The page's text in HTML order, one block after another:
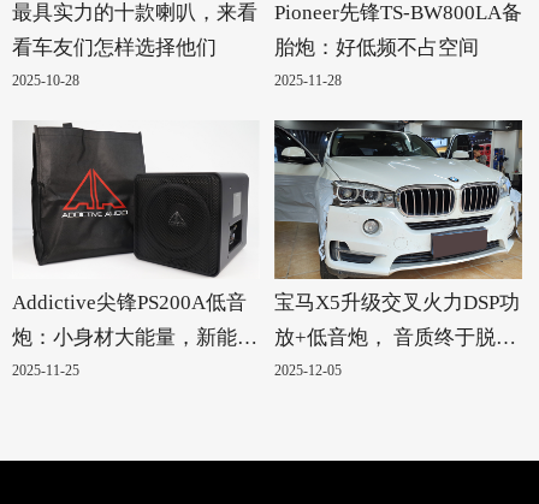
最具实力的十款喇叭，来看
看车友们怎样选择他们
2025-10-28
Pioneer先锋TS-BW800LA备
胎炮：好低频不占空间
2025-11-28
Addictive尖锋PS200A低音
炮：小身材大能量，新能源
汽车的绝配！
2025-11-25
宝马X5升级交叉火力DSP功
放+低音炮， 音质终于脱胎
换骨
2025-12-05